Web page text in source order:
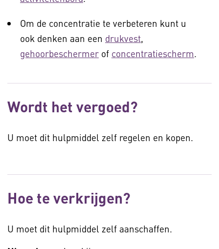
Om de concentratie te verbeteren kunt u
ook denken aan een drukvest,
gehoorbeschermer of concentratiescherm.
Wordt het vergoed?
U moet dit hulpmiddel zelf regelen en kopen.
Hoe te verkrijgen?
U moet dit hulpmiddel zelf aanschaffen.